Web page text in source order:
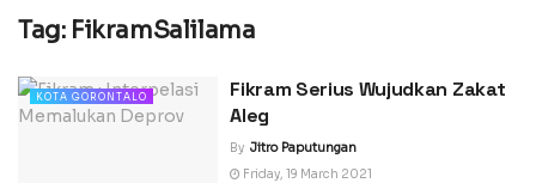
Tag: FikramSalilama
KOTA GORONTALO
Fikram Serius Wujudkan Zakat
Aleg
By Jitro Paputungan
Friday, 19 March 2021